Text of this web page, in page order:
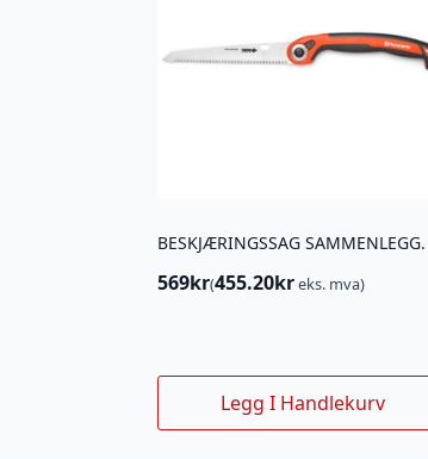
569kr(455.20kreks. mva)
Legg I Handlekurv